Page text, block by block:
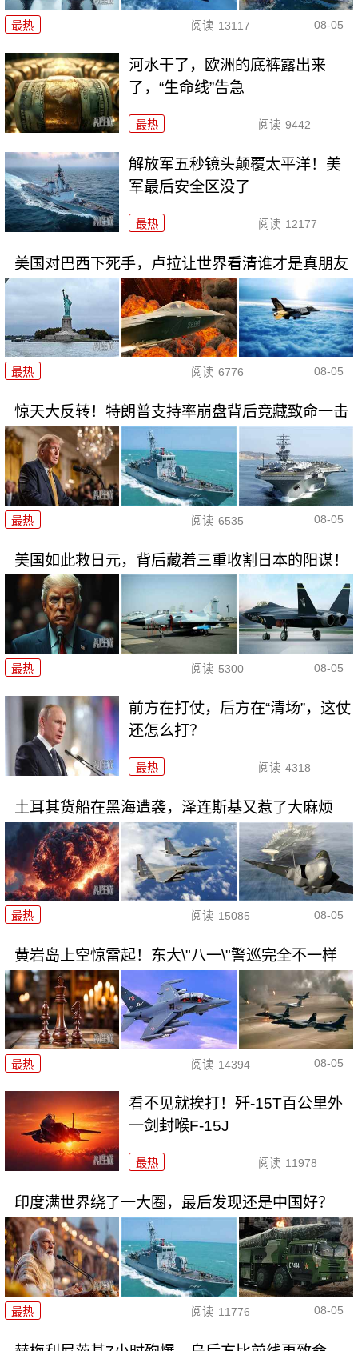
最热 阅读 13117 08-05
河水干了，欧洲的底裤露出来
了，“生命线”告急
最热 阅读 9442
解放军五秒镜头颠覆太平洋！美
军最后安全区没了
最热 阅读 12177
美国对巴西下死手，卢拉让世界看清谁才是真朋友
最热 阅读 6776 08-05
惊天大反转！特朗普支持率崩盘背后竟藏致命一击
最热 阅读 6535 08-05
美国如此救日元，背后藏着三重收割日本的阳谋！
最热 阅读 5300 08-05
前方在打仗，后方在“清场”，这仗
还怎么打？
最热 阅读 4318
土耳其货船在黑海遭袭，泽连斯基又惹了大麻烦
最热 阅读 15085 08-05
黄岩岛上空惊雷起！东大\"八一\"警巡完全不一样
最热 阅读 14394 08-05
看不见就挨打！歼-15T百公里外
一剑封喉F-15J
最热 阅读 11978
印度满世界绕了一大圈，最后发现还是中国好？
最热 阅读 11776 08-05